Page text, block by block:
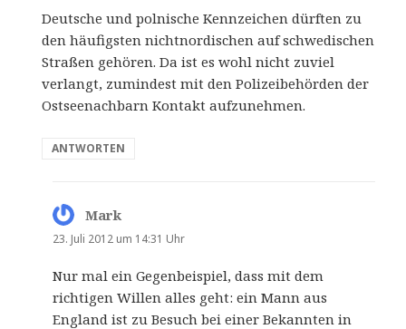
Deutsche und polnische Kennzeichen dürften zu
den häufigsten nichtnordischen auf schwedischen
Straßen gehören. Da ist es wohl nicht zuviel
verlangt, zumindest mit den Polizeibehörden der
Ostseenachbarn Kontakt aufzunehmen.
ANTWORTEN
Mark
23. Juli 2012 um 14:31 Uhr
Nur mal ein Gegenbeispiel, dass mit dem
richtigen Willen alles geht: ein Mann aus
England ist zu Besuch bei einer Bekannten in